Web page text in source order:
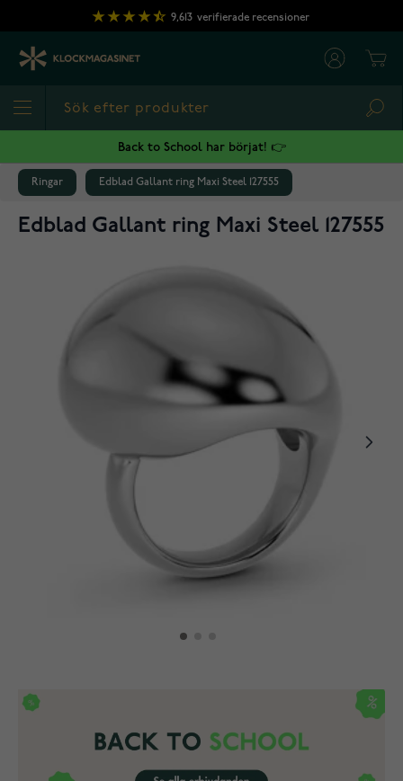
Hoppa till innehållet
9,613 verifierade recensioner
Back to School har börjat! 👉
Ringar Edblad Gallant ring Maxi Steel 127555
Edblad Gallant ring Maxi Steel 127555